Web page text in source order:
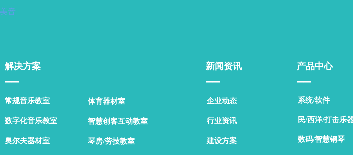
解决方案
常规音乐教室
数字化音乐教室
奥尔夫器材室
体育器材室
智慧创客互动教室
琴房/劳技教室
新闻资讯
企业动态
行业资讯
建设方案
产品中心
系统/软件
民/西洋/打击乐
数码/智慧钢琴
美音